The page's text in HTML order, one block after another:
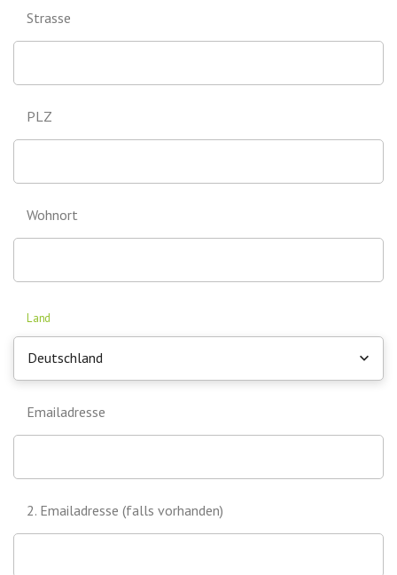
Strasse
PLZ
Wohnort
Land
Deutschland
Emailadresse
2. Emailadresse (falls vorhanden)